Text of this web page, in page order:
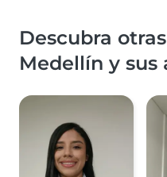
Descubra
Medellín y sus